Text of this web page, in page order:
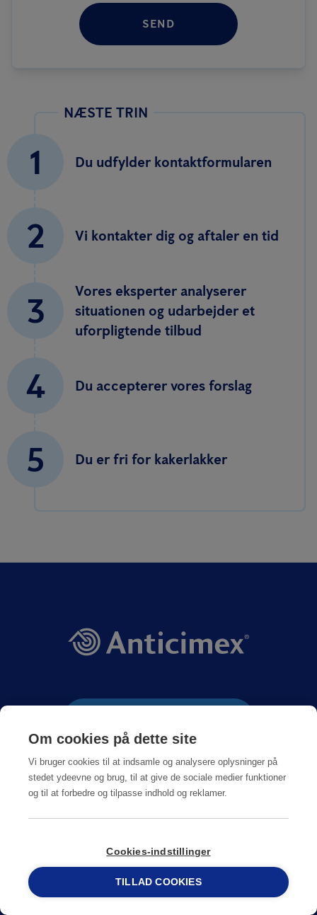
SEND
NÆSTE TRIN
1 Du udfylder kontaktformularen
2 Vi kontakter dig og aftaler en tid
3
Vores eksperter analyserer
situationen og udarbejder et
uforpligtende tilbud
4 Du accepterer vores forslag
5 Du er fri for kakerlakker
69 15 17 44
SKIFT LAND
69 15 17 44
Om cookies på dette site
Vi bruger cookies til at indsamle og analysere oplysninger på
stedet ydeevne og brug, til at give de sociale medier funktioner
og til at forbedre og tilpasse indhold og reklamer.
Cookies-indstillinger
TILLAD COOKIES